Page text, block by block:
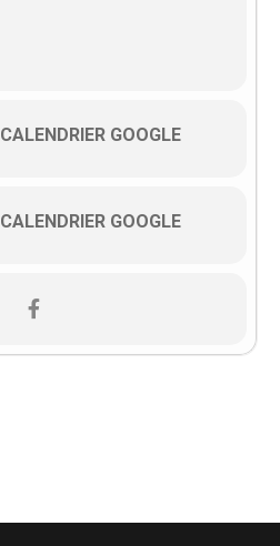
CALENDRIER GOOGLE
CALENDRIER GOOGLE